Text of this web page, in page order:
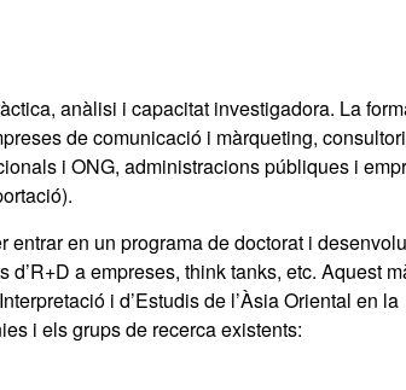
anàlisi i capacitat investigadora. La
de comunicació i màrqueting,
i ONG, administracions públiques i
entrar en un programa de doctorat i
a empreses, think tanks, etc. Aquest
i d’Estudis de l’Àsia Oriental en la
i els grups de recerca existents: